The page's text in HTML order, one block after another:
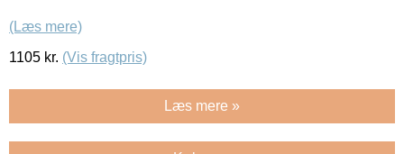
(Læs mere)
1105 kr. (Vis fragtpris)
Læs mere »